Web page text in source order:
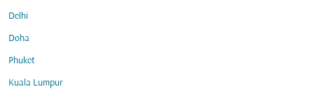
Delhi
Doha
Phuket
Kuala Lumpur